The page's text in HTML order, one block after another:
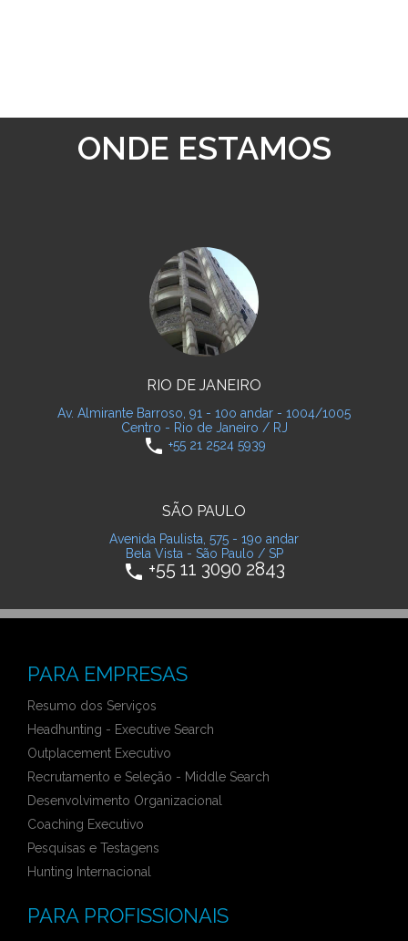
ONDE ESTAMOS
RIO DE JANEIRO
Av. Almirante Barroso, 91 - 10o andar - 1004/1005
Centro - Rio de Janeiro / RJ
phone +55 21 2524 5939
SÃO PAULO
Avenida Paulista, 575 - 19o andar
Bela Vista - São Paulo / SP
phone +55 11 3090 2843
PARA EMPRESAS
Resumo dos Serviços
Headhunting - Executive Search
Outplacement Executivo
Recrutamento e Seleção - Middle Search
Desenvolvimento Organizacional
Coaching Executivo
Pesquisas e Testagens
Hunting Internacional
PARA PROFISSIONAIS